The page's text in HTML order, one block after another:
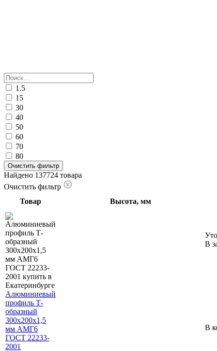
1.5
15
30
40
50
60
70
80
Очистить фильтр
Найдено 137724 товара
Очистить фильтр
Товар
Высота, мм
Алюминиевый
профиль Т-
образный
300х200х1,5
мм АМГ6
ГОСТ 22233-
2001
В
В